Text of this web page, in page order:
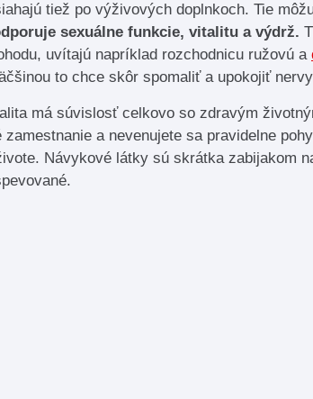
tiež po výživových doplnkoch. Tie
sexuálne funkcie, vitalitu a výdrž.
uvítajú napríklad rozchodnicu ružovú a
to chce skôr spomaliť a upokojiť
má súvislosť celkovo so zdravým
zamestnanie a nevenujete sa pravidelne
Návykové látky sú skrátka zabijakom